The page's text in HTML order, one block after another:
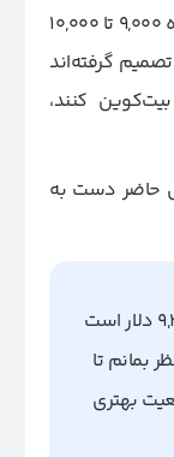
در محدوده 9,000 تا 10,000
گرفته‌اند
کنند،
حاضر دست به
آیا الان که قیمت بیت‌کوین حدود 9,300 دلار است
بمانم تا
بهتری